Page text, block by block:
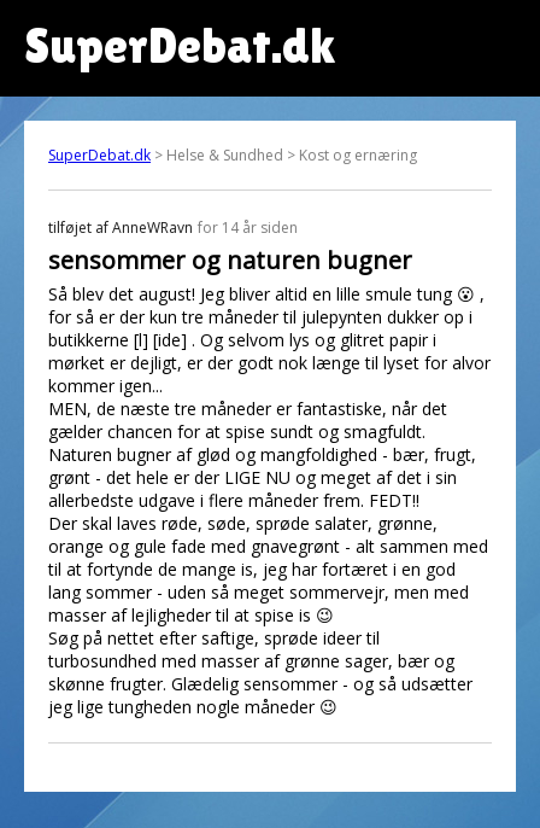
SuperDebat.dk
SuperDebat.dk > Helse & Sundhed > Kost og ernæring
tilføjet afAnneWRavn for 14 år siden
sensommer og naturen bugner
Så blev det august! Jeg bliver altid en lille smule tung 😮 ,
for så er der kun tre måneder til julepynten dukker op i
butikkerne [l] [ide] . Og selvom lys og glitret papir i
mørket er dejligt, er der godt nok længe til lyset for alvor
kommer igen...
MEN, de næste tre måneder er fantastiske, når det
gælder chancen for at spise sundt og smagfuldt.
Naturen bugner af glød og mangfoldighed - bær, frugt,
grønt - det hele er der LIGE NU og meget af det i sin
allerbedste udgave i flere måneder frem. FEDT!!
Der skal laves røde, søde, sprøde salater, grønne,
orange og gule fade med gnavegrønt - alt sammen med
til at fortynde de mange is, jeg har fortæret i en god
lang sommer - uden så meget sommervejr, men med
masser af lejligheder til at spise is 😉
Søg på nettet efter saftige, sprøde ideer til
turbosundhed med masser af grønne sager, bær og
skønne frugter. Glædelig sensommer - og så udsætter
jeg lige tungheden nogle måneder 😉